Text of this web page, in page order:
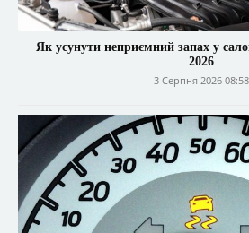
Як усунути неприємний запах у
2026
3 Серпня 2026 08:58